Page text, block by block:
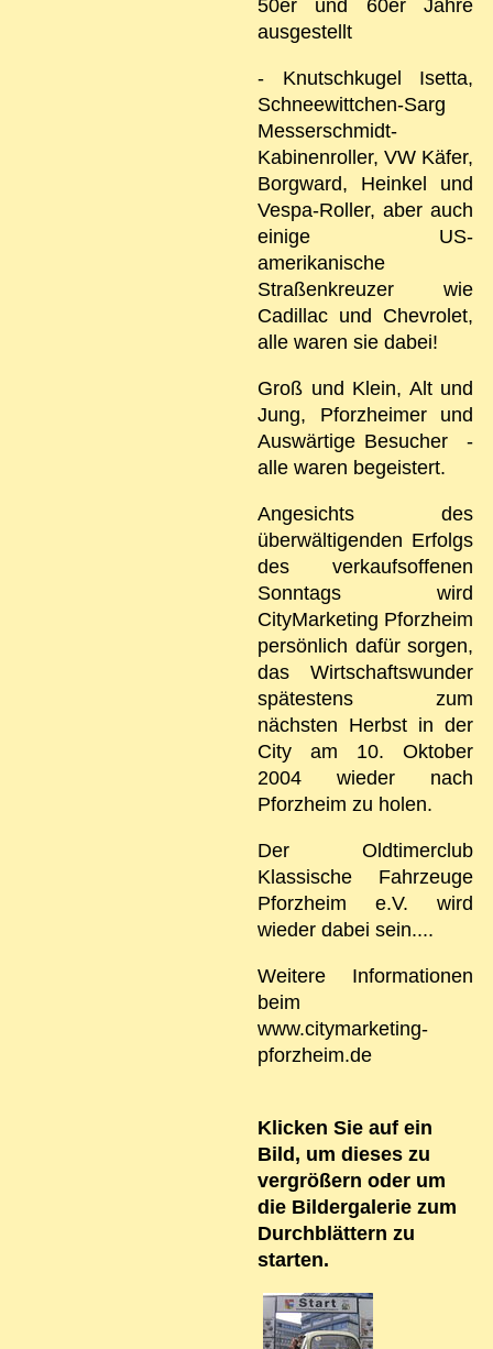
50er und 60er Jahre
ausgestellt
- Knutschkugel Isetta,
Schneewittchen-Sarg
Messerschmidt-
Kabinenroller, VW Käfer,
Borgward, Heinkel und
Vespa-Roller, aber auch
einige US-
amerikanische
Straßenkreuzer wie
Cadillac und Chevrolet,
alle waren sie dabei!
Groß und Klein, Alt und
Jung, Pforzheimer und
Auswärtige Besucher -
alle waren begeistert.
Angesichts des
überwältigenden Erfolgs
des verkaufsoffenen
Sonntags wird
CityMarketing Pforzheim
persönlich dafür sorgen,
das Wirtschaftswunder
spätestens zum
nächsten Herbst in der
City am 10. Oktober
2004 wieder nach
Pforzheim zu holen.
Der Oldtimerclub
Klassische Fahrzeuge
Pforzheim e.V. wird
wieder dabei sein....
Weitere Informationen
beim
www.citymarketing-
pforzheim.de
Klicken Sie auf ein
Bild, um dieses zu
vergrößern oder um
die Bildergalerie zum
Durchblättern zu
starten.